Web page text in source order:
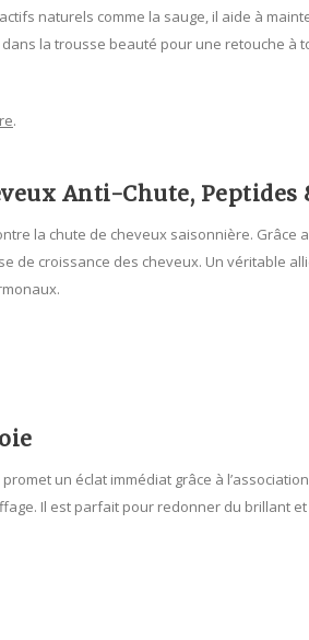
naturels comme la sauge, il aide à
la trousse beauté pour une retouche à
.
Anti-Chute, Peptides
la chute de cheveux saisonnière.
de croissance des cheveux. Un véritable
un éclat immédiat grâce à
Il est parfait pour redonner du brillant